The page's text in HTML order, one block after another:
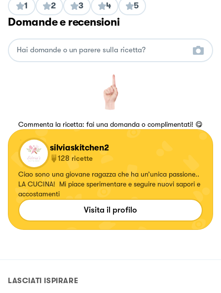
1 2 3 4 5
Domande e recensioni
Commenta la ricetta: fai una domanda o complimentati! 😋
silviaskitchen2
128 ricette
Ciao sono una giovane ragazza che ha un’unica passione..
LA CUCINA! Mi piace sperimentare e seguire nuovi sapori e
accostamenti
Visita il profilo
LASCIATI ISPIRARE